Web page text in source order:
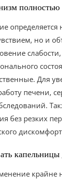
полностью
определяется
но и
Для
печени,
без резких
капельницы
крайне